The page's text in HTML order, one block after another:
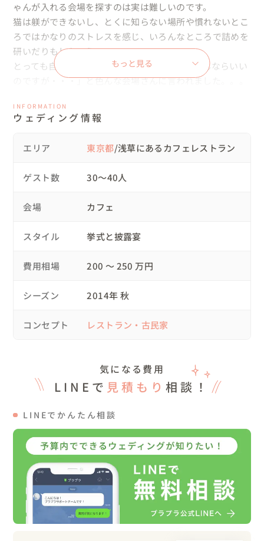
ゃんが入れる会場を探すのは実は難しいのです。
猫は躾ができないし、とくに知らない場所や慣れないとこ
ろではかなりのストレスを感じ、いろんなところで詰めを
研いだりもしちゃう
とっても自由な生き物なので・・・「ワンちゃんならいい
のですが・・・」と色んな会場さんに言われました。。。
そこで、愛猫がどれだけ躾が出来ているかをしっかり資料
におとし、リラックスできるよう普段使ってるベッドの持
ご飯やトイレの準備など・・・とにかく「お店には迷惑か
素敵なカフェレストランで念願の「愛猫と結婚式🐾」を挙
３匹の猫ちゃんはとっってもイイコで✨素敵なお写真をた
ちなみに「Hygge」というのはデンマーク語で「居心地が
愛猫ちゃんの故郷でもある国の言葉を用いて、自分たち
テーマはホームパーティなので、なんともアットホームな
温かい感じが良かったですねぇ🐈
コンセプトの取り入れPointは…
①オリジナル招待状
前撮り写真と猫のカタチをかたどった可愛い招待状を作り
ました！
（お写真３～４枚目です）
②肉球カフェ
もっと見る
INFORMATION
ウェディング情報
エリア 東京都/浅草にあるカフェレストラン
ゲスト数 30〜40人
会場 カフェ
スタイル 挙式と披露宴
費用相場 200 〜 250 万円
シーズン 2014年 秋
コンセプト レストラン・古民家
気になる費用
LINEで 見積もり 相談！
LINEでかんたん相談